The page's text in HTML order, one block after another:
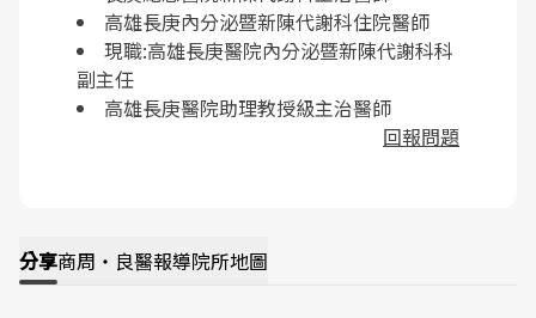
高雄長庚內分泌暨新陳代謝科住院醫師
現職:高雄長庚醫院內分泌暨新陳代謝科科
副主任
高雄長庚醫院助理教授級主治醫師
回報問題
分享商周・良醫報導院所地圖